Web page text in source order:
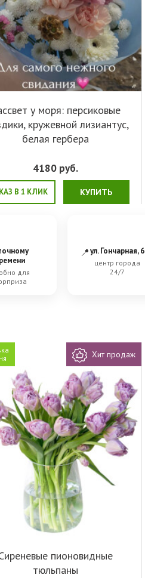
у моря: персиковые
кружевной лизиантус,
белая гербера
4180 руб.
В 1 КЛИК КУПИТЬ
для
📍ул. Гончарная, 6
центр города
24/7
Хит продаж
пионовидные
тюльпаны